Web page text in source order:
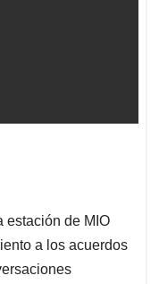
estación de MIO
a los acuerdos